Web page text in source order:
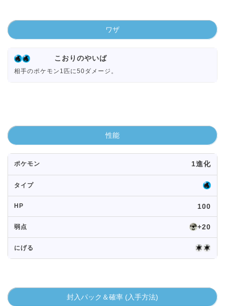
ワザ
こおりのやいば
相手のポケモン1匹に50ダメージ。
性能
ポケモン 1進化
タイプ
HP 100
弱点 +20
にげる
封入パック＆確率 (入手方法)